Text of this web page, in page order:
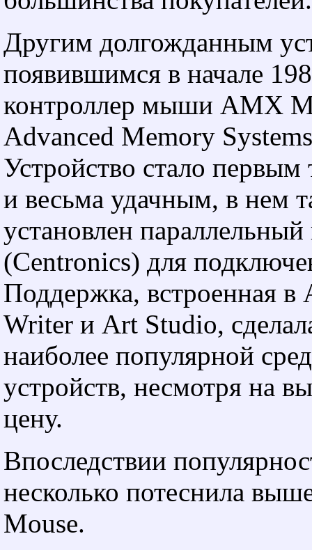
Другим долгожданным
появившимся в начале
контроллер мыши AMX
Advanced Memory
Устройство стало первым
и весьма удачным, в нем
установлен параллельный
(Centronics) для
Поддержка, встроенная
Writer и Art Studio,
наиболее популярной
устройств, несмотря на
цену.
Впоследствии
несколько потеснила
Mouse.